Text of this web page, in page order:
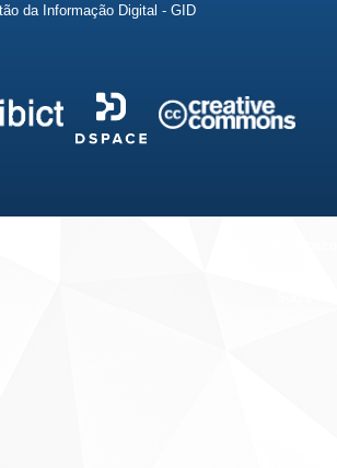
da Informação Digital - GID